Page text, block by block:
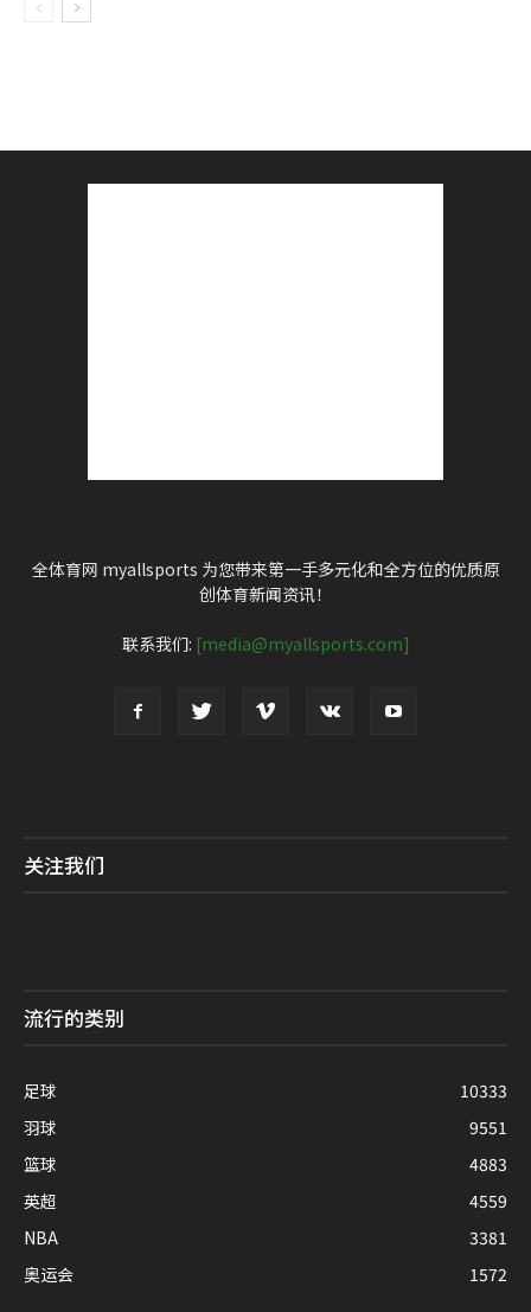
全体育网 myallsports 为您带来第一手多元化和全方位的优质原
创体育新闻资讯！
联系我们: [media@myallsports.com]
关注我们
流行的类别
足球
10333
羽球
9551
篮球
4883
英超
4559
NBA
3381
奥运会
1572